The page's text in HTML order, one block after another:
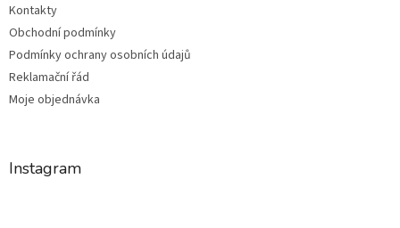
Kontakty
Obchodní podmínky
Podmínky ochrany osobních údajů
Reklamační řád
Moje objednávka
Instagram